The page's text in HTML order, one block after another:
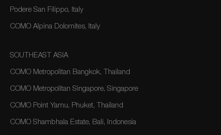
Podere San Filippo, Italy
COMO Alpina Dolomites, Italy
SOUTHEAST ASIA
COMO Metropolitan Bangkok, Thailand
COMO Metropolitan Singapore, Singapore
COMO Point Yamu, Phuket, Thailand
COMO Shambhala Estate, Bali, Indonesia